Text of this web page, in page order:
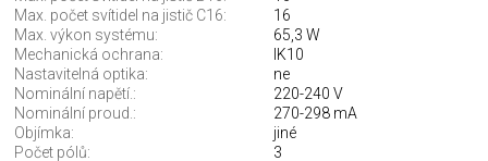
Max. počet svítidel na jistič C16:
16
Max. výkon systému:
65,3 W
Mechanická ochrana:
IK10
Nastavitelná optika:
ne
Nominální napětí.:
220-240 V
Nominální proud.:
270-298 mA
Objímka:
jiné
Počet pólů:
3